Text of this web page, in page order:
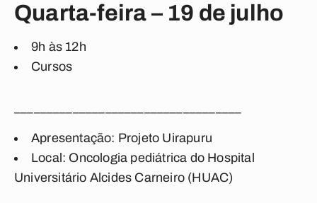
Quarta-feira – 19 de julho
9h às 12h
Cursos
Apresentação: Projeto Uirapuru
Local: Oncologia pediátrica do Hospital
Universitário Alcides Carneiro (HUAC)